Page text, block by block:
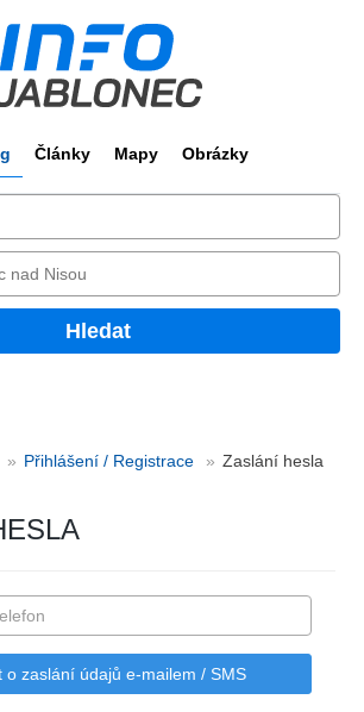
Články Mapy Obrázky
Hledat
Přihlášení / Registrace Zaslání hesla